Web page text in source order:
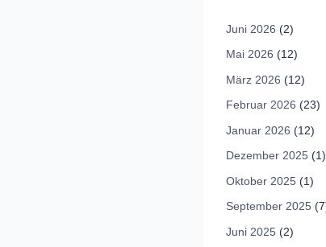
Juni 2026 (2)
Mai 2026 (12)
März 2026 (12)
Februar 2026 (23)
Januar 2026 (12)
Dezember 2025 (1)
Oktober 2025 (1)
September 2025
Juni 2025 (2)